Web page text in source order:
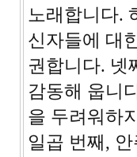
노래합니다.
신자들에 대
권합니다. 넷
감동해 웁니
을 두려워하
일곱 번째,